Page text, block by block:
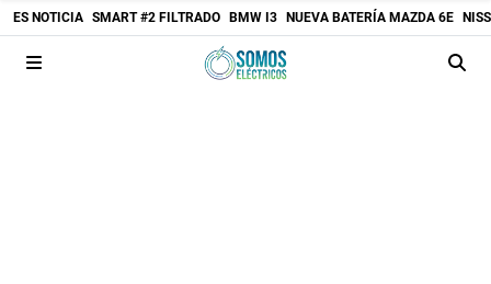
ES NOTICIA SMART #2 FILTRADO BMW I3 NUEVA BATERÍA MAZDA 6E